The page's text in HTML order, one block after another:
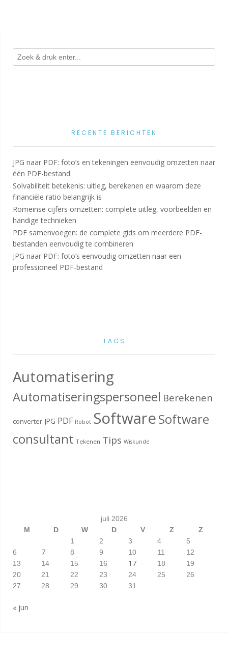
RECENTE BERICHTEN
JPG naar PDF: foto’s en tekeningen eenvoudig omzetten naar
één PDF-bestand
Solvabiliteit betekenis: uitleg, berekenen en waarom deze
financiële ratio belangrijk is
Romeinse cijfers omzetten: complete uitleg, voorbeelden en
handige technieken
PDF samenvoegen: de complete gids om meerdere PDF-
bestanden eenvoudig te combineren
JPG naar PDF: foto’s eenvoudig omzetten naar een
professioneel PDF-bestand
TAGS
Automatisering
Automatiseringspersoneel Berekenen
converter JPG PDF Robot SoftwareSoftware
consultant Tekenen Tips Wiskunde
juli 2026
M
D W D V Z
Z
1
2 3 4
5
6
7 8 9 10 11
12
13
14 15 16 17 18
19
20
21 22 23 24 25
26
27
28 29 30 31
« jun